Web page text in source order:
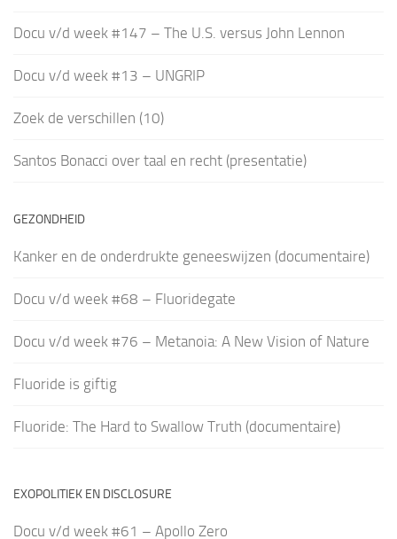
Docu v/d week #147 – The U.S. versus John Lennon
Docu v/d week #13 – UNGRIP
Zoek de verschillen (10)
Santos Bonacci over taal en recht (presentatie)
GEZONDHEID
Kanker en de onderdrukte geneeswijzen (documentaire)
Docu v/d week #68 – Fluoridegate
Docu v/d week #76 – Metanoia: A New Vision of Nature
Fluoride is giftig
Fluoride: The Hard to Swallow Truth (documentaire)
EXOPOLITIEK EN DISCLOSURE
Docu v/d week #61 – Apollo Zero